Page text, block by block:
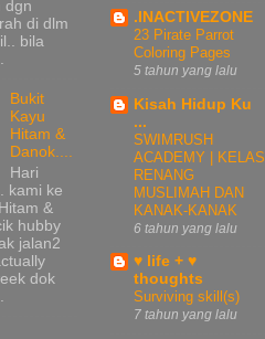
dgn
di dlm
bila
Bukit
Kayu
Hitam &
Danok....
Hari
kami ke
&
hubby
jalan2
dok
.INACTIVEZONE
23 Pirate Parrot
Coloring Pages
5 tahun yang lalu
Kisah Hidup Ku
...
SWIMRUSH
ACADEMY | KELAS
RENANG
MUSLIMAH DAN
KANAK-KANAK
6 tahun yang lalu
♥ life + ♥
thoughts
Surviving skill(s)
7 tahun yang lalu